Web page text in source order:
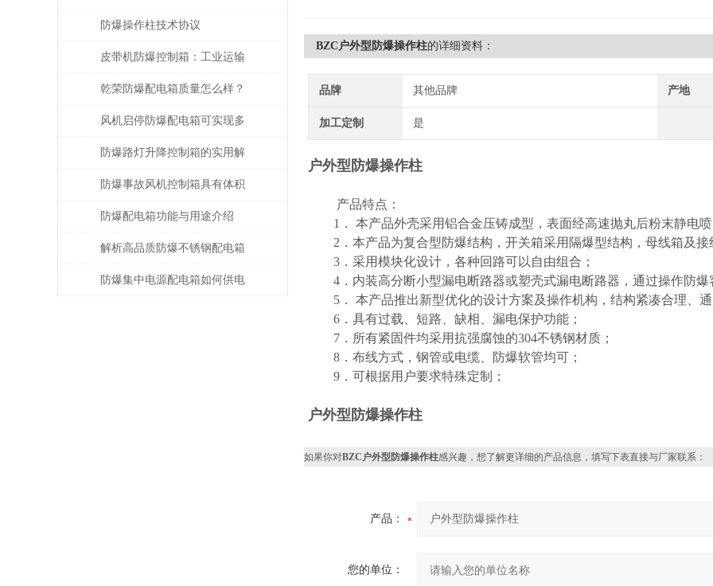
BZC户外型防爆操作柱的详细资料：
品牌 其他品牌 产地
加工定制 是
户外型防爆操作柱
产品特点：
1． 本产品外壳采用铝合金压铸成型，表面经高速抛丸后粉末静电喷
2．本产品为复合型防爆结构，开关箱采用隔爆型结构，母线箱及接
3．采用模块化设计，各种回路可以自由组合；
4．内装高分断小型漏电断路器或塑壳式漏电断路器，通过操作防爆
5． 本产品推出新型优化的设计方案及操作机构，结构紧凑合理、通
6．具有过载、短路、缺相、漏电保护功能；
7．所有紧固件均采用抗强腐蚀的304不锈钢材质；
8．布线方式，钢管或电缆、防爆软管均可；
9．可根据用户要求特殊定制；
户外型防爆操作柱
如果你对BZC户外型防爆操作柱感兴趣，想了解更详细的产品信息，填写下表直接与厂家联系：
产品：
您的单位：
的事项
防爆操作柱技术协议
皮带机防爆控制箱：工业运输
的智能安全管家
乾荣防爆配电箱质量怎么样？
风机启停防爆配电箱可实现多
种功能
防爆路灯升降控制箱的实用解
析
防爆事故风机控制箱具有体积
小，安装方便等特点
防爆配电箱功能与用途介绍
解析高品质防爆不锈钢配电箱
的技术与应用
防爆集中电源配电箱如何供电